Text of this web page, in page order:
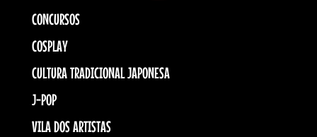
CONCURSOS
COSPLAY
CULTURA TRADICIONAL JAPONESA
J-POP
VILA DOS ARTISTAS